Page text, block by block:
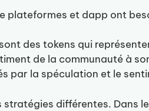
plateformes et dapp ont
des tokens qui
de la communauté à
par la spéculation et le
différentes. Dans